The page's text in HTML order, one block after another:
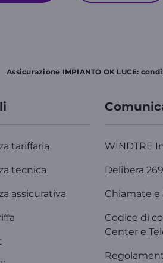
Assicurazione IMPIANTO OK LUCE:
tariffaria
tecnica
assicurativa
WINDTRE
Delibera
Chiamate e
Codice di
Center e